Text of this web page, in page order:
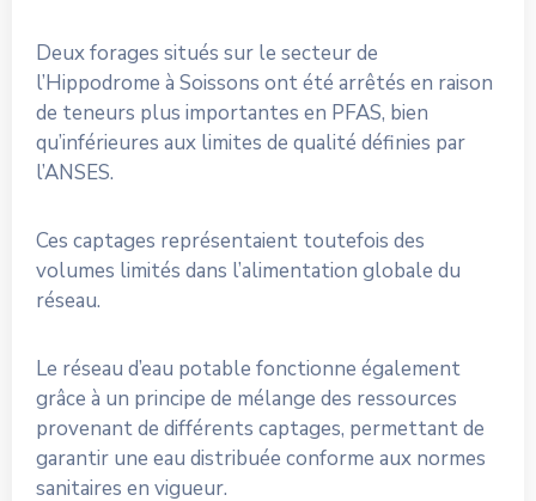
Deux forages situés sur le secteur de
l’Hippodrome à Soissons ont été arrêtés en raison
de teneurs plus importantes en PFAS, bien
qu’inférieures aux limites de qualité définies par
l’ANSES.
Ces captages représentaient toutefois des
volumes limités dans l’alimentation globale du
réseau.
Le réseau d’eau potable fonctionne également
grâce à un principe de mélange des ressources
provenant de différents captages, permettant de
garantir une eau distribuée conforme aux normes
sanitaires en vigueur.